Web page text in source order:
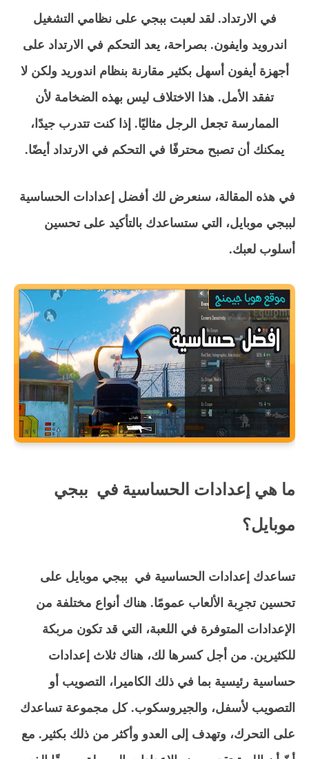
في الارتداد. لقد لعبت ببجي على نظامي التشغيل
اندرويد وايفون. بصراحة، يعد التحكم في الارتداد على
أجهزة أيفون أسهل بكثير مقارنة بنظام اندوريد ولكن لا
تفقد الأمل. هذا الاختلاف ليس بهذه الضخامة لأن
الممارسة تجعل الرجل مثاليًا. إذا كنت تتدرب جيدًا،
يمكنك أن تصبح محترفًا في التحكم في الارتداد أيضًا.
في هذه المقالة، سنعرض لك أفضل إعدادات الحساسية
لببجي موبايل، التي ستساعدك بالتأكيد على تحسين
أسلوب لعبك.
ما هي إعدادات الحساسية في ببجي
موبايل؟
تساعدك إعدادات الحساسية في ببجي موبايل على
تحسين تجرِبة الألعاب عمومًا. هناك أنواع مختلفة من
الإعدادات المتوفرة في اللعبة، التي قد تكون مربكة
للكثيرين. من أجل كسرها لك، هناك ثلاث إعدادات
حساسية رئيسية بما في ذلك الكاميرا، التصويب أو
التصويب لأسفل، والجيروسكوب. كل مجموعة تساعدك
على التحرك، وتهدف إلى العدو وأكثر من ذلك بكثير. مع